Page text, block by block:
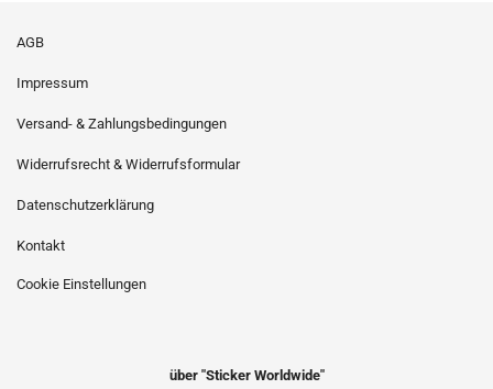
AGB
Impressum
Versand- & Zahlungsbedingungen
Widerrufsrecht & Widerrufsformular
Datenschutzerklärung
Kontakt
Cookie Einstellungen
über "Sticker Worldwide"